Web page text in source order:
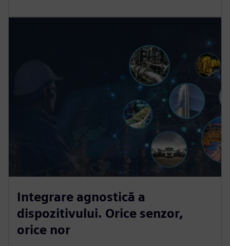
Integrare agnostică a
dispozitivului. Orice senzor,
orice nor